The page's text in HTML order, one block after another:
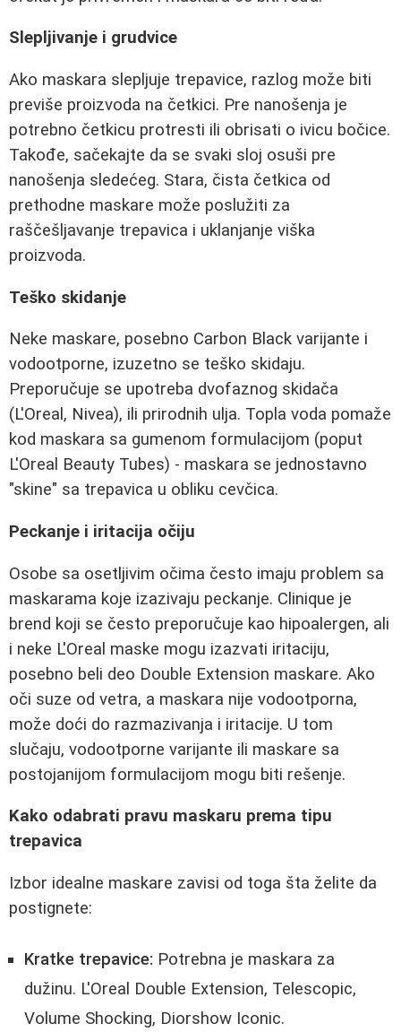
Slepljivanje i grudvice
Ako maskara slepljuje trepavice, razlog može biti
previše proizvoda na četkici. Pre nanošenja je
potrebno četkicu protresti ili obrisati o ivicu bočice.
Takođe, sačekajte da se svaki sloj osuši pre
nanošenja sledećeg. Stara, čista četkica od
prethodne maskare može poslužiti za
raščešljavanje trepavica i uklanjanje viška
proizvoda.
Teško skidanje
Neke maskare, posebno Carbon Black varijante i
vodootporne, izuzetno se teško skidaju.
Preporučuje se upotreba dvofaznog skidača
(L'Oreal, Nivea), ili prirodnih ulja. Topla voda pomaže
kod maskara sa gumenom formulacijom (poput
L'Oreal Beauty Tubes) - maskara se jednostavno
"skine" sa trepavica u obliku cevčica.
Peckanje i iritacija očiju
Osobe sa osetljivim očima često imaju problem sa
maskarama koje izazivaju peckanje. Clinique je
brend koji se često preporučuje kao hipoalergen, ali
i neke L'Oreal maske mogu izazvati iritaciju,
posebno beli deo Double Extension maskare. Ako
oči suze od vetra, a maskara nije vodootporna,
može doći do razmazivanja i iritacije. U tom
slučaju, vodootporne varijante ili maskare sa
postojanijom formulacijom mogu biti rešenje.
Kako odabrati pravu maskaru prema tipu
trepavica
Izbor idealne maskare zavisi od toga šta želite da
postignete:
Kratke trepavice: Potrebna je maskara za
dužinu. L'Oreal Double Extension, Telescopic,
Volume Shocking, Diorshow Iconic.